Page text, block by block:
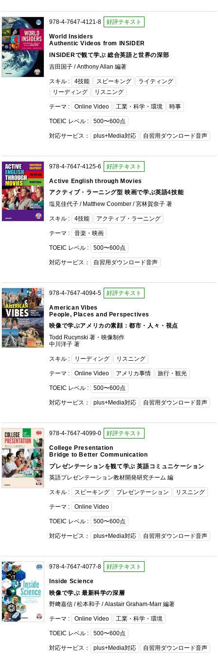
978-4-7647-4121-8 好評テキスト
World Insiders
Authentic Videos from INSIDER
INSIDERで観て学ぶ 総合英語と世界の深部
吉田国子 / Anthony Allan 編著
スキル : 4技能 スピーキング
ライティング
リーディング
リスニング
テーマ : Online Video 工業・科学・環境 時事
TOEIC レベル : 500〜600点
対応サービス： plus+Media対応 自習用ダウンロード音声
978-4-7647-4125-6 好評テキスト
Active English through Movies
アクティブ・ラーニング型 映画で学ぶ英語4技能
塩見佳代子 / Matthew Coomber / 宮林賀奈子 著
スキル : 4技能 アクティブ・ラーニング
テーマ : 音楽・映画
TOEIC レベル : 500〜600点
対応サービス： 自習用ダウンロード音声
978-4-7647-4094-5 好評テキスト
American Vibes
People, Places and Perspectives
映像で学ぶアメリカの素顔：都市・人々・視点
Todd Rucynski 著・映像制作
中川洋子 著
スキル : リーディング リスニング
テーマ : Online Video アメリカ事情 旅行・観光
TOEIC レベル : 500〜600点
対応サービス： plus+Media対応 自習用ダウンロード音声
978-4-7647-4099-0 好評テキスト
College Presentation
Bridge to Better Communication
プレゼンテーションを観て学ぶ 英語コミュニケーション
英語プレゼンテーション教材開発研究チーム 編
スキル : スピーキング プレゼンテーション リスニング
テーマ : Online Video
TOEIC レベル : 500〜600点
対応サービス： plus+Media対応 自習用ダウンロード音声
978-4-7647-4077-8 好評テキスト
Inside Science
映像で学ぶ 最新科学の深層
野﨑嘉信 / 松本和子 / Alastair Graham-Marr 編著
テーマ : Online Video 工業・科学・環境
TOEIC レベル : 500〜600点
対応サービス： plus+Media対応 自習用ダウンロード音声